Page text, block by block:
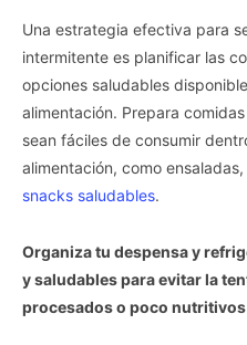
Una estrategia efectiva para
intermitente es planificar las
opciones saludables
alimentación. Prepara
sean fáciles de consumir
alimentación, como
snacks saludables.
Organiza tu despensa y
y saludables para evitar la
procesados o poco